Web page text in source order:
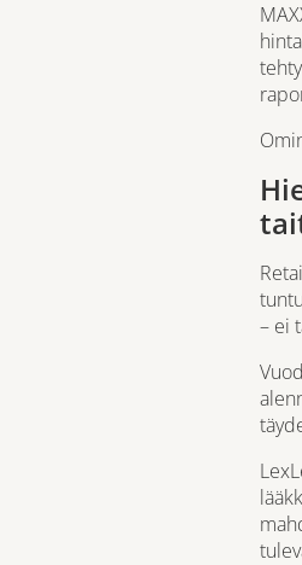
– ei